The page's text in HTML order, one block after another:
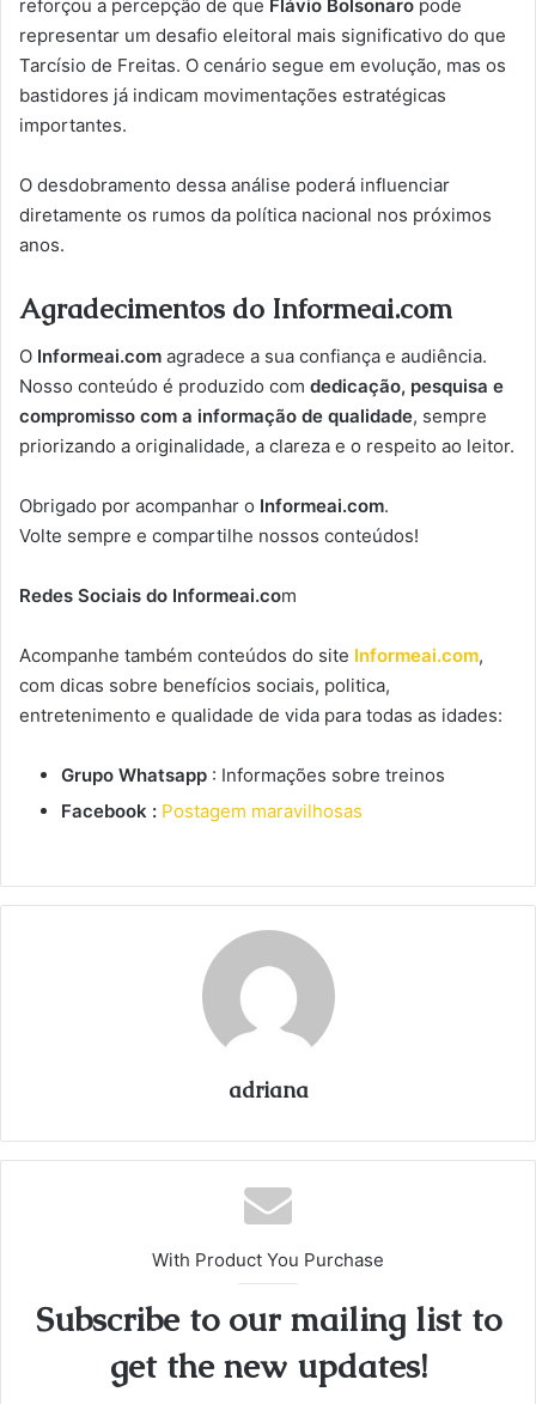
reforçou a percepção de que Flávio Bolsonaro pode
representar um desafio eleitoral mais significativo do que
Tarcísio de Freitas. O cenário segue em evolução, mas os
bastidores já indicam movimentações estratégicas
importantes.
O desdobramento dessa análise poderá influenciar
diretamente os rumos da política nacional nos próximos
anos.
Agradecimentos do Informeai.com
O Informeai.com agradece a sua confiança e audiência.
Nosso conteúdo é produzido com dedicação, pesquisa e
compromisso com a informação de qualidade, sempre
priorizando a originalidade, a clareza e o respeito ao leitor.
Obrigado por acompanhar o Informeai.com.
Volte sempre e compartilhe nossos conteúdos!
Redes Sociais do Informeai.com
Acompanhe também conteúdos do site Informeai.com,
com dicas sobre benefícios sociais, politica,
entretenimento e qualidade de vida para todas as idades:
Grupo Whatsapp : Informações sobre treinos
Facebook : Postagem maravilhosas
adriana
With Product You Purchase
Subscribe to our mailing list to
get the new updates!